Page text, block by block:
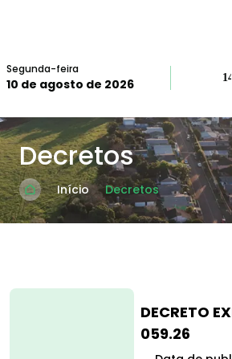
Segunda-feira
10 de agosto de 2026 14º
Decretos
Início Decretos
DECRETO
059.26